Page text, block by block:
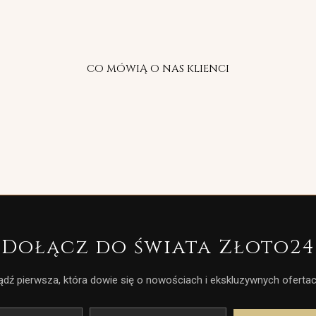
CO MÓWIĄ O NAS KLIENCI
Dołącz do świata Złoto24
pierwsza, która dowie się o nowościach i ekskluzywnych